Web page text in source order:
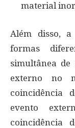
material
Além disso,
formas
simultânea
externo no
coincidência
evento
coincidência